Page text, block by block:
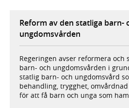
Reform av den statliga barn-
ungdomsvården
Regeringen avser reformera och
barn- och ungdomsvården i
statlig barn- och ungdomsvård
behandling, trygghet,
för att få barn och unga som